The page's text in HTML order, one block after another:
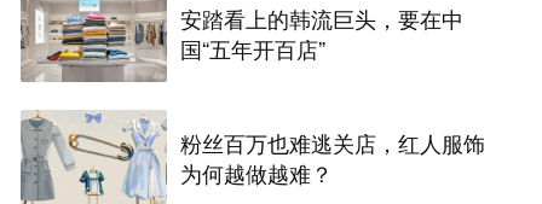
安踏看上的韩流巨头，要在中
国“五年开百店”
粉丝百万也难逃关店，红人服饰
为何越做越难？